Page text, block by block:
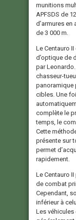
munitions
APFSDS de
d’armures
de 3 000 m.
Le Centauro
d’optique de
par
chasseur-
panoramique
cibles. Une
complète le
temps, le
Cette
présente sur
permet
rapidement.
Le Centauro
de combat
Cependant,
inférieur à
Les véhicules